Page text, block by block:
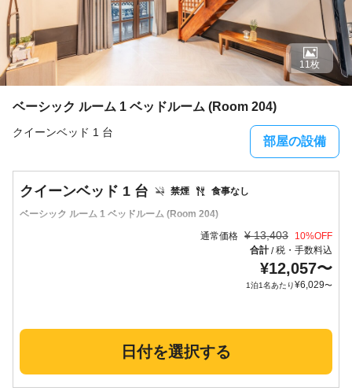
ベーシック ルーム 1 ベッドルーム (Room 204)
クイーンベッド 1 台
部屋の設備
11枚
ベーシック ルーム 1 ベッドルーム (Room 204)
禁煙 食事なし
クイーンベッド 1 台
通常価格 ¥ 13,403 10%OFF
合計/税・手数料込
¥12,057〜
1泊1名あたり¥6,029〜
日付を選択する